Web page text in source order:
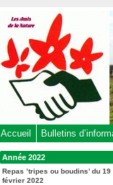
Accueil Bulletins
Dans
la
rubrique
:
Année 2022
Repas ’tripes ou boudins’ du 19
février 2022